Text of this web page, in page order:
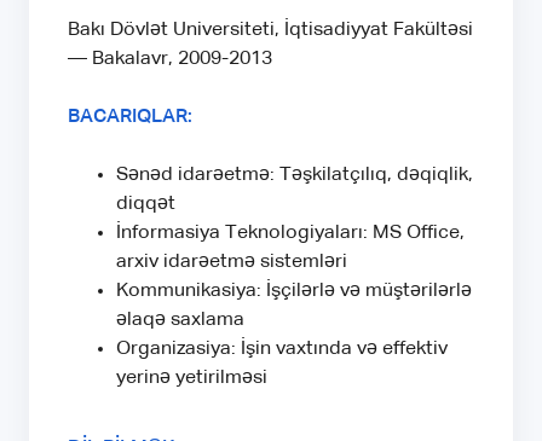
Bakı Dövlət Universiteti, İqtisadiyyat Fakültəsi
— Bakalavr, 2009-2013
BACARIQLAR:
Sənəd idarəetmə: Təşkilatçılıq, dəqiqlik,
diqqət
İnformasiya Teknologiyaları: MS Office,
arxiv idarəetmə sistemləri
Kommunikasiya: İşçilərlə və müştərilərlə
əlaqə saxlama
Organizasiya: İşin vaxtında və effektiv
yerinə yetirilməsi